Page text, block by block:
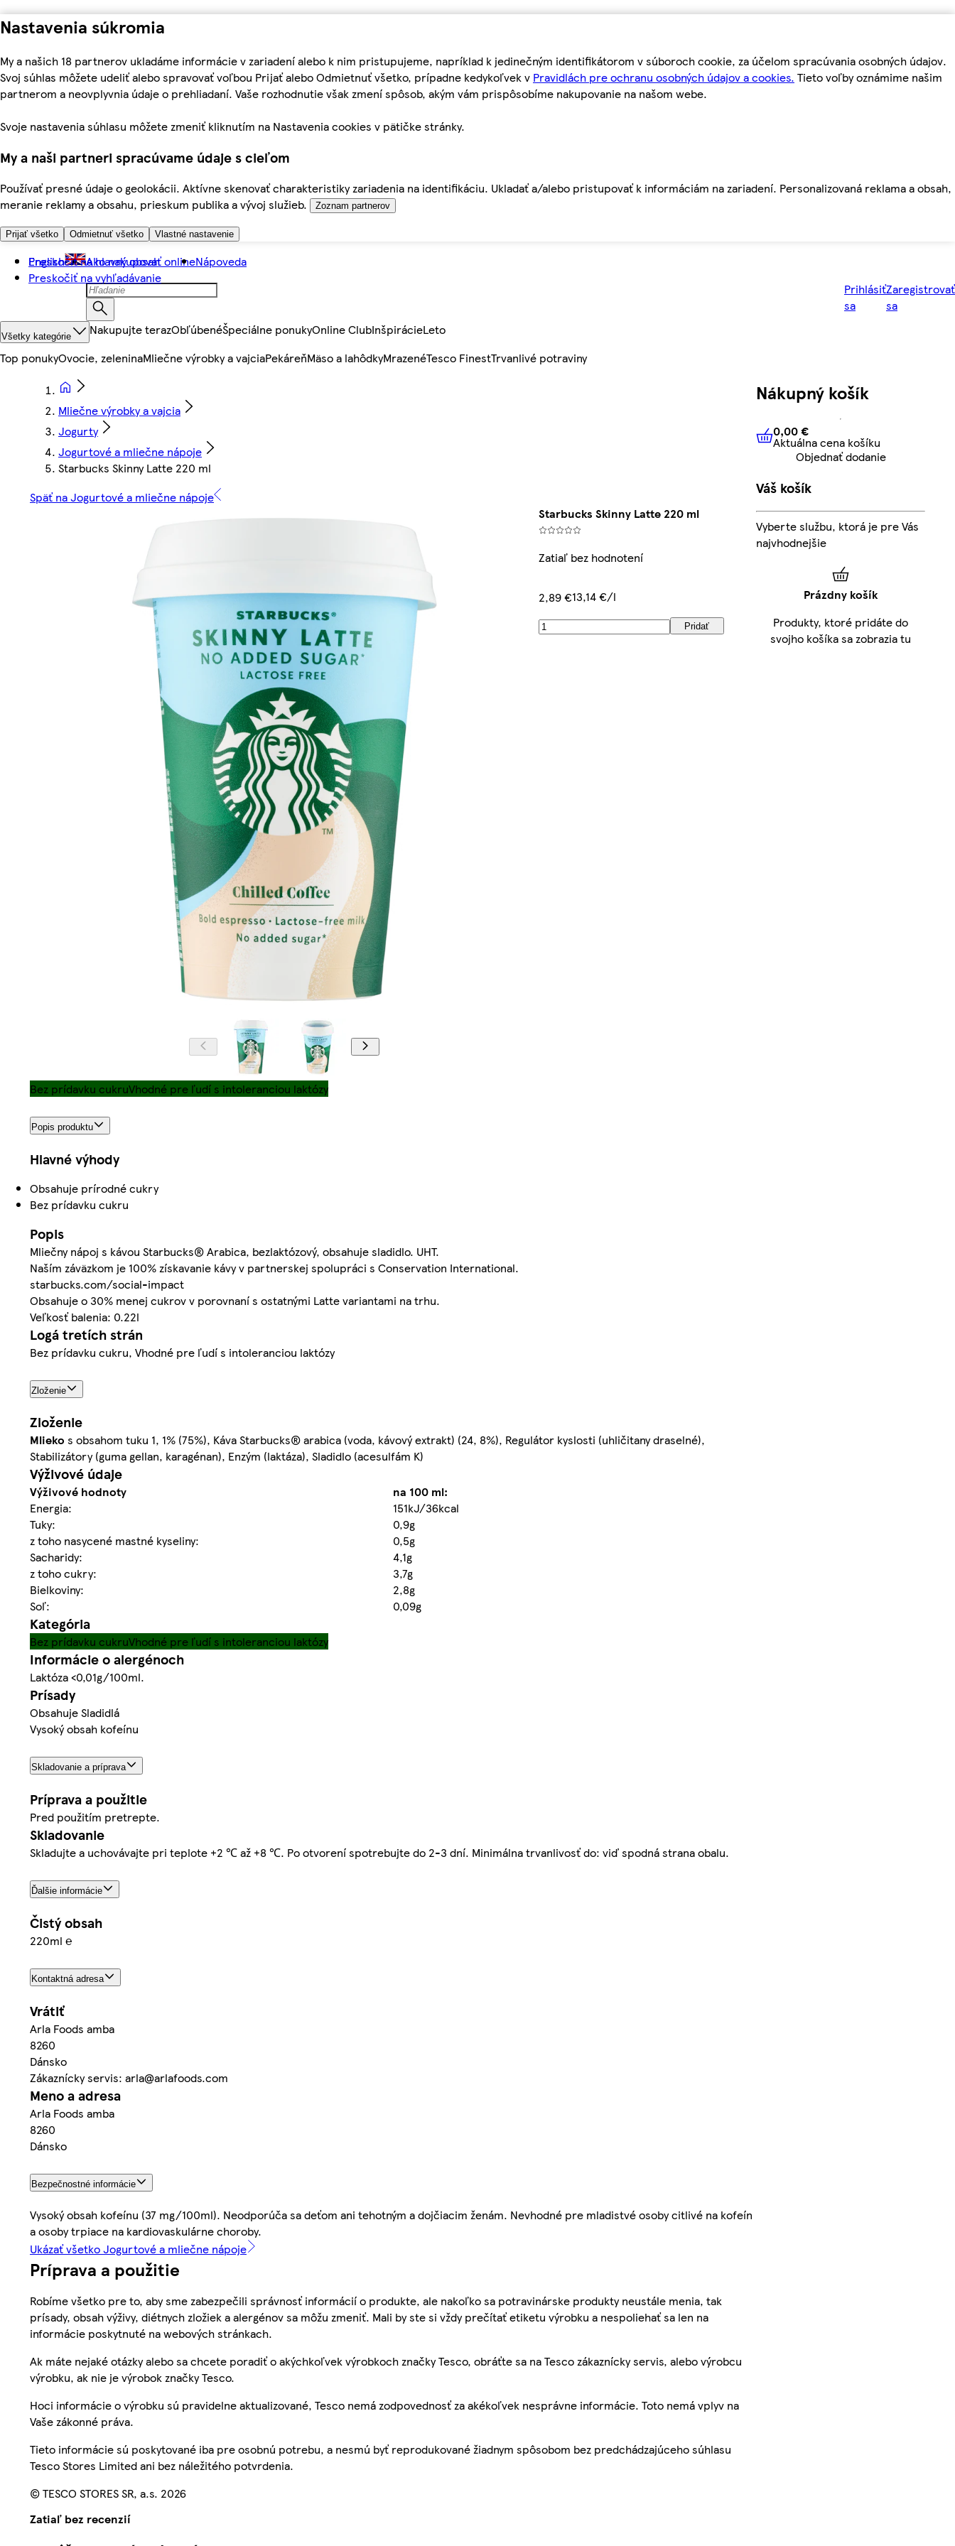
Nastavenia súkromia
My a našich 18 partnerov ukladáme informácie v zariadení alebo k nim pristupujeme, napríklad k jedinečným identifikátorom v súboroch cookie, za účelom spracúvania osobných údajov.
Svoj súhlas môžete udeliť alebo spravovať voľbou Prijať alebo Odmietnuť všetko, prípadne kedykoľvek v Pravidlách pre ochranu osobných údajov a cookies. Tieto voľby oznámime našim
partnerom a neovplyvnia údaje o prehliadaní. Vaše rozhodnutie však zmení spôsob, akým vám prispôsobíme nakupovanie na našom webe.
Svoje nastavenia súhlasu môžete zmeniť kliknutím na Nastavenia cookies v pätičke stránky.
My a naši partneri spracúvame údaje s cieľom
Používať presné údaje o geolokácii. Aktívne skenovať charakteristiky zariadenia na identifikáciu. Ukladať a/alebo pristupovať k informáciám na zariadení. Personalizovaná reklama a obsah,
meranie reklamy a obsahu, prieskum publika a vývoj služieb.
Zoznam partnerov
Prijať všetko Odmietnuť všetko Vlastné nastavenie
Preskočiť na hlavný obsah
Preskočiť na vyhľadávanie
English Ako nakupovať onlineNápoveda
Prihlásiť
sa
Zaregistrovať
sa
Všetky kategórie Nakupujte terazObľúbenéŠpeciálne ponukyOnline ClubInšpirácieLeto
Top ponukyOvocie, zeleninaMliečne výrobky a vajciaPekáreňMäso a lahôdkyMrazenéTesco FinestTrvanlivé potraviny
Mliečne výrobky a vajcia
Jogurty
Jogurtové a mliečne nápoje
Starbucks Skinny Latte 220 ml
Späť na Jogurtové a mliečne nápoje
Starbucks Skinny Latte 220 ml
Zatiaľ bez hodnotení
2,89 €13,14 €/l
Pridať
Bez prídavku cukruVhodné pre ľudí s intoleranciou laktózy
Popis produktu
Hlavné výhody
Obsahuje prírodné cukry
Bez prídavku cukru
Popis
Mliečny nápoj s kávou Starbucks® Arabica, bezlaktózový, obsahuje sladidlo. UHT.
Naším záväzkom je 100% získavanie kávy v partnerskej spolupráci s Conservation International.
starbucks.com/social-impact
Obsahuje o 30% menej cukrov v porovnaní s ostatnými Latte variantami na trhu.
Veľkosť balenia: 0.22l
Logá tretích strán
Bez prídavku cukru, Vhodné pre ľudí s intoleranciou laktózy
Zloženie
Zloženie
Mlieko s obsahom tuku 1, 1% (75%), Káva Starbucks® arabica (voda, kávový extrakt) (24, 8%), Regulátor kyslosti (uhličitany draselné),
Stabilizátory (guma gellan, karagénan), Enzým (laktáza), Sladidlo (acesulfám K)
Výživové údaje
Výživové hodnoty
na 100 ml:
Energia:
151kJ/36kcal
Tuky:
0,9g
z toho nasycené mastné kyseliny:
0,5g
Sacharidy:
4,1g
z toho cukry:
3,7g
Bielkoviny:
2,8g
Soľ:
0,09g
Kategória
Bez prídavku cukruVhodné pre ľudí s intoleranciou laktózy
Informácie o alergénoch
Laktóza <0,01g/100ml.
Prísady
Obsahuje Sladidlá
Vysoký obsah kofeínu
Skladovanie a príprava
Príprava a použitie
Pred použitím pretrepte.
Skladovanie
Skladujte a uchovávajte pri teplote +2 ℃ až +8 ℃. Po otvorení spotrebujte do 2-3 dní. Minimálna trvanlivosť do: viď spodná strana obalu.
Ďalšie informácie
Čistý obsah
220ml ℮
Kontaktná adresa
Vrátiť
Arla Foods amba
8260
Dánsko
Zákaznícky servis: arla@arlafoods.com
Meno a adresa
Arla Foods amba
8260
Dánsko
Bezpečnostné informácie
Vysoký obsah kofeínu (37 mg/100ml). Neodporúča sa deťom ani tehotným a dojčiacim ženám. Nevhodné pre mladistvé osoby citlivé na kofeín
a osoby trpiace na kardiovaskulárne choroby.
Ukázať všetko Jogurtové a mliečne nápoje
Príprava a použitie
Robíme všetko pre to, aby sme zabezpečili správnosť informácií o produkte, ale nakoľko sa potravinárske produkty neustále menia, tak
prísady, obsah výživy, diétnych zložiek a alergénov sa môžu zmeniť. Mali by ste si vždy prečítať etiketu výrobku a nespoliehať sa len na
informácie poskytnuté na webových stránkach.
Ak máte nejaké otázky alebo sa chcete poradiť o akýchkoľvek výrobkoch značky Tesco, obráťte sa na Tesco zákaznícky servis, alebo výrobcu
výrobku, ak nie je výrobok značky Tesco.
Hoci informácie o výrobku sú pravidelne aktualizované, Tesco nemá zodpovednosť za akékoľvek nesprávne informácie. Toto nemá vplyv na
Vaše zákonné práva.
Tieto informácie sú poskytované iba pre osobnú potrebu, a nesmú byť reprodukované žiadnym spôsobom bez predchádzajúceho súhlasu
Tesco Stores Limited ani bez náležitého potvrdenia.
© TESCO STORES SR, a.s. 2026
Zatiaľ bez recenzií
Nákupný košík
0,00 € Aktuálna cena košíku
0,00 €
Aktuálna cena košíku
Objednať dodanie
Váš košík
Vyberte službu, ktorá je pre Vás
najvhodnejšie
Prázdny košík
Produkty, ktoré pridáte do
svojho košíka sa zobrazia tu